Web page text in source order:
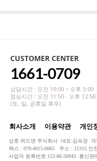
CUSTOMER CENTER
1661-0709
상담시간 : 오전 10:00 ~ 오후 5:00
점심시간 : 오전 11:50 - 오후 12:50
(토, 일, 공휴일 휴무)
회사소개 이용약관 개인
상호:위드앤 주식회사 대표:김숙경 개
팩스 : 070-4015-0065 주소 : 21315 인
사업자 등록번호:122-86-30943 통신판